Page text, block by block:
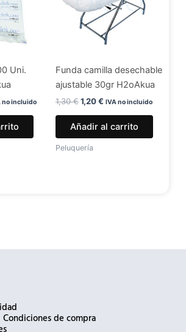
Uni.
no incluido
Funda camilla desechable
ajustable 30gr H2oAkua
1,30€1,20€ IVA no incluido
Añadir al carrito
Peluquería
Condiciones de compra